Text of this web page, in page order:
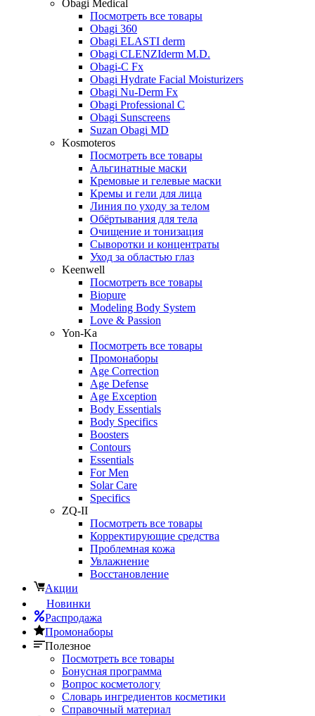
Obagi Medical
Посмотреть все товары
Obagi 360
Obagi ELASTI derm
Obagi CLENZIderm M.D.
Obagi-C Fx
Obagi Hydrate Facial Moisturizers
Obagi Nu-Derm Fx
Obagi Professional C
Obagi Sunscreens
Suzan Obagi MD
Kosmoteros
Посмотреть все товары
Альгинатные маски
Кремовые и гелевые маски
Кремы и гели для лица
Линия по уходу за телом
Обёртывания для тела
Очищение и тонизация
Сыворотки и концентраты
Уход за областью глаз
Keenwell
Посмотреть все товары
Biopure
Modeling Body System
Love & Passion
Yon-Ka
Посмотреть все товары
Промонаборы
Age Correction
Age Defense
Age Exception
Body Essentials
Body Specifics
Boosters
Contours
Essentials
For Men
Solar Care
Specifics
ZQ-II
Посмотреть все товары
Корректирующие средства
Проблемная кожа
Увлажнение
Восстановление
Акции
Новинки
Распродажа
Промонаборы
Полезное
Посмотреть все товары
Бонусная программа
Вопрос косметологу
Словарь ингредиентов косметики
Справочный материал